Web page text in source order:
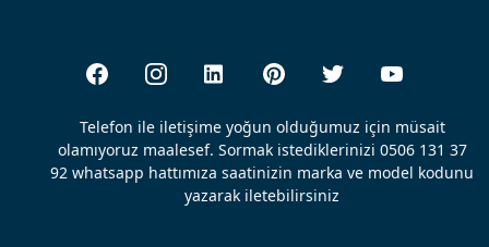
Telefon ile iletişime yoğun olduğumuz için müsait
olamıyoruz maalesef. Sormak istediklerinizi 0506 131 37
92 whatsapp hattımıza saatinizin marka ve model kodunu
yazarak iletebilirsiniz